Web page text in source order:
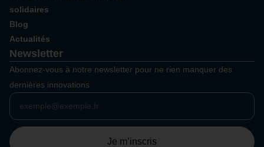
solidaires
Blog
Actualités
Newsletter
Abonnez-vous à notre newsletter pour ne rien manquer des
dernières innovations
Je m’inscris